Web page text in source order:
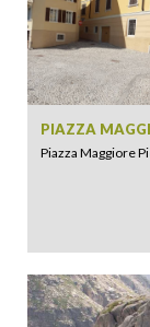
PIAZZA
Piazza Maggiore